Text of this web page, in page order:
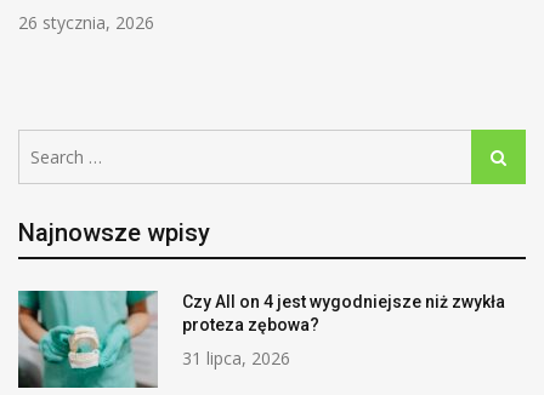
26 stycznia, 2026
for:
Search
Najnowsze wpisy
Czy All on 4 jest wygodniejsze niż zwykła
proteza zębowa?
31 lipca, 2026